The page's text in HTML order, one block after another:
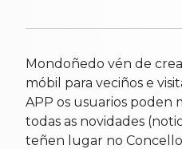
Mondoñedo vén de
móbil para veciños e
APP os usuarios poden
todas as novidades
teñen lugar no